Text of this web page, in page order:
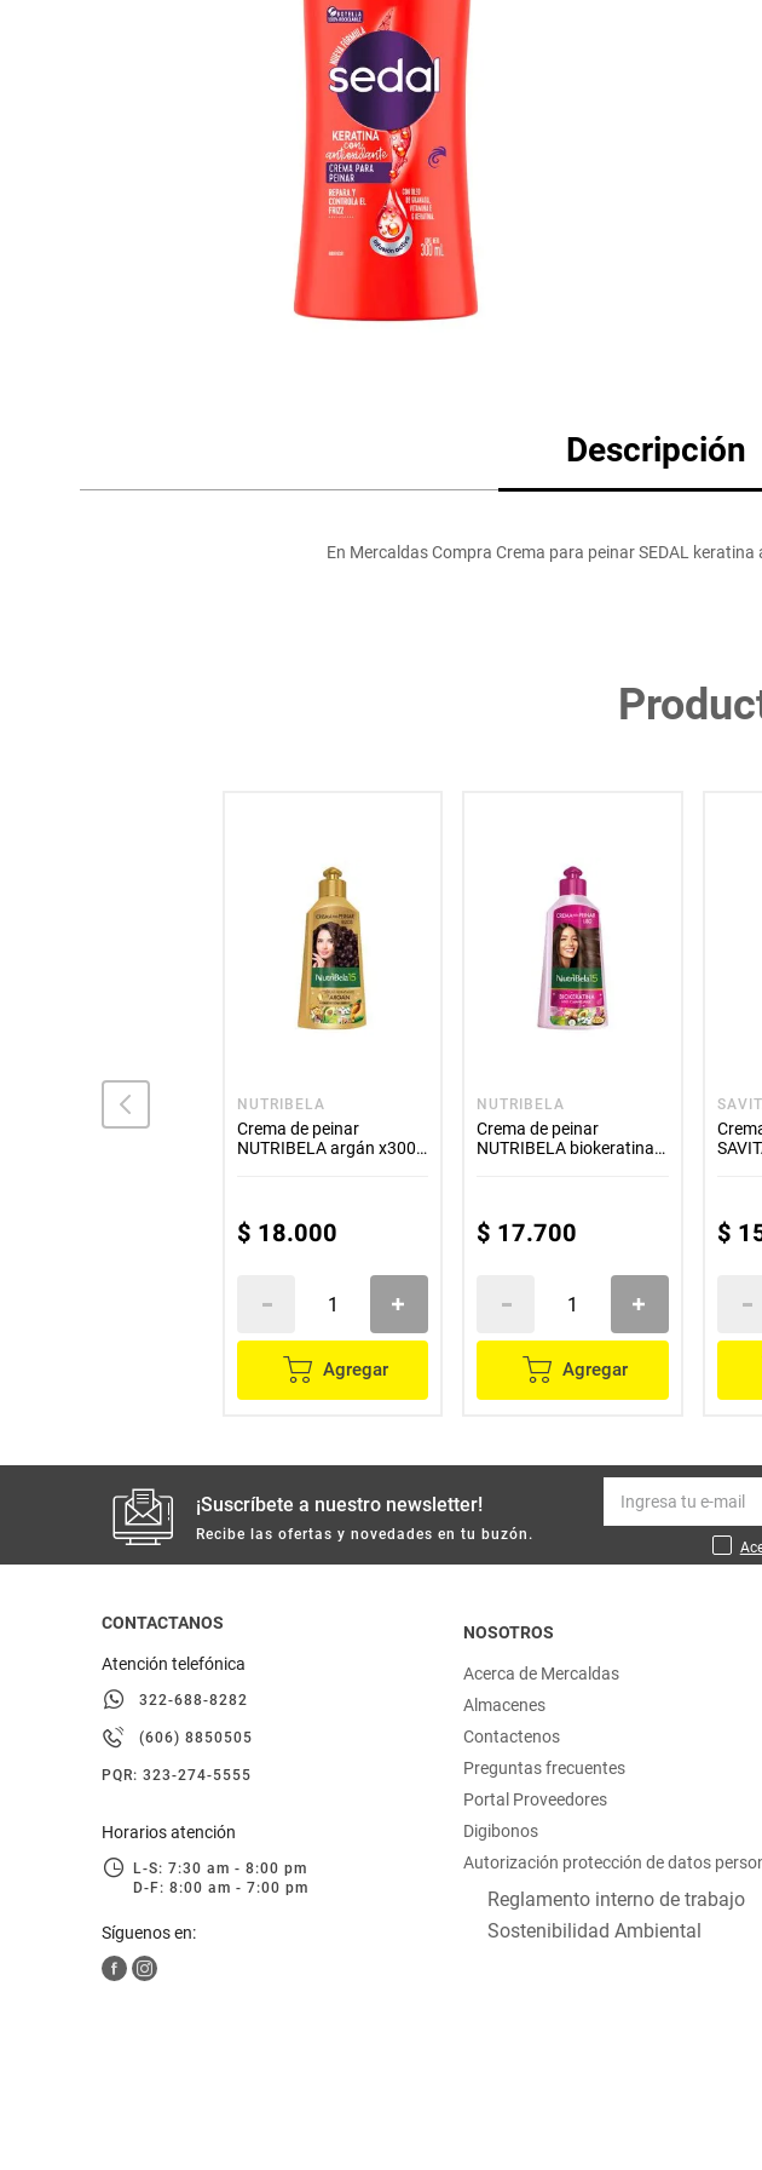
otros
Descripción
En Mercaldas Compra Crema para peinar SEDAL
para peinar
NUTRIBELA
Crema de peinar
NUTRIBELA argán x300
$ 18.000
Agregar
NUTRIBELA
Crema de peinar
NUTRIBELA biokeratina
$ 17.700
Agregar
$
¡Suscríbete a nuestro newsletter!
Recibe las ofertas y novedades en tu buzón.
CONTACTANOS
Atención telefónica
322-688-8282
(606) 8850505
PQR: 323-274-5555
Horarios atención
L-S: 7:30 am - 8:00 pm
D-F: 8:00 am - 7:00 pm
Síguenos en:
NOSOTROS
Acerca de Mercaldas
Almacenes
Contactenos
Preguntas frecuentes
Portal Proveedores
Digibonos
Autorización protección de datos
Reglamento interno de trabajo
Sostenibilidad Ambiental
Mantequilla